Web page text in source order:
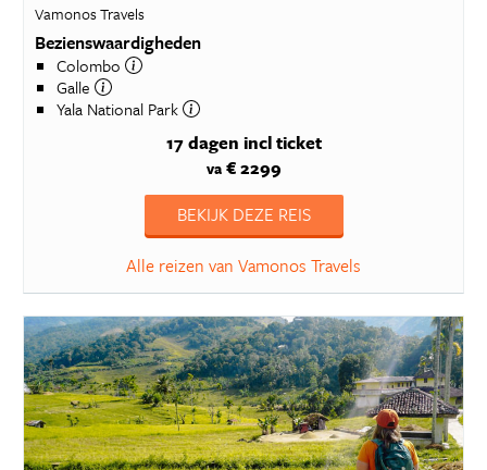
Vamonos Travels
Bezienswaardigheden
Colombo
Galle
Yala National Park
17 dagen incl ticket
va€ 2299
BEKIJK DEZE REIS
Alle reizen van Vamonos Travels